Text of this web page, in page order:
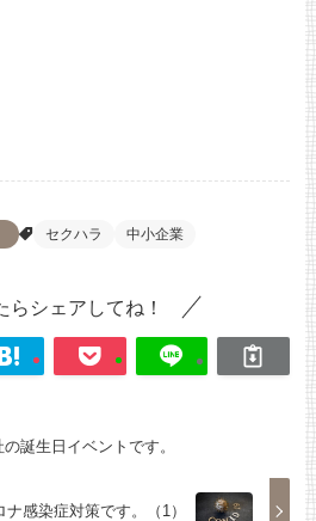
セクハラ 中小企業
らシェアしてね！
誕生日イベントです。
感染症対策です。（1）